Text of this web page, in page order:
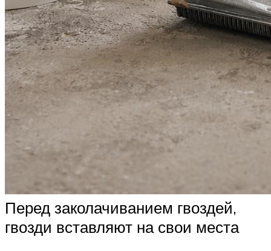
Перед заколачиванием гвоздей,
гвозди вставляют на свои места